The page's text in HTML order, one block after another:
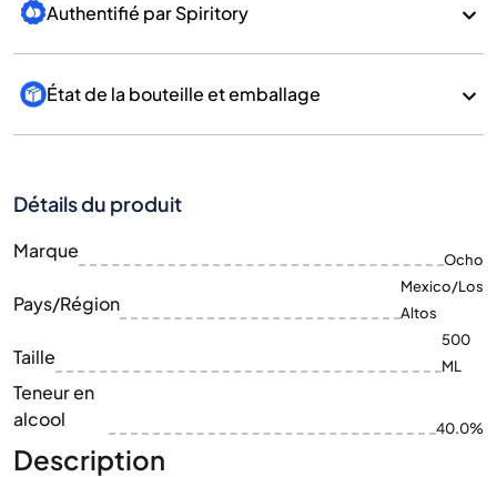
Authentifié par Spiritory
État de la bouteille et emballage
Détails du produit
Marque Ocho
Pays/Région
Mexico/Los
Altos
Taille
500
ML
Teneur en
alcool
40.0%
Description